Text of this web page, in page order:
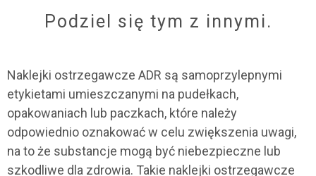
Podziel się tym z innymi.
Naklejki ostrzegawcze ADR są samoprzylepnymi
etykietami umieszczanymi na pudełkach,
opakowaniach lub paczkach, które należy
odpowiednio oznakować w celu zwiększenia uwagi,
na to że substancje mogą być niebezpieczne lub
szkodliwe dla zdrowia. Takie naklejki ostrzegawcze